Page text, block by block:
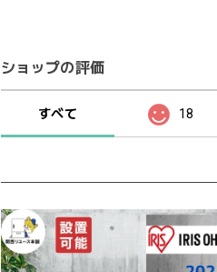
ショップの評価
すべて 18